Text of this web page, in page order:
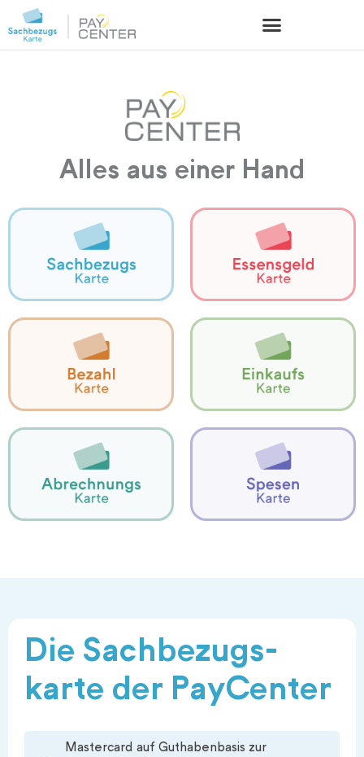
Alles aus einer Hand
Attraktive steuerfreie
Benefits für Mitarbeiter
Essenszuschüsse für
Betreute für Kom­munen für soziale
transparente Geschäftsaus­gaben für
Die Sach­bezugs­
karte der PayCenter
Mastercard auf Guthabenbasis zur